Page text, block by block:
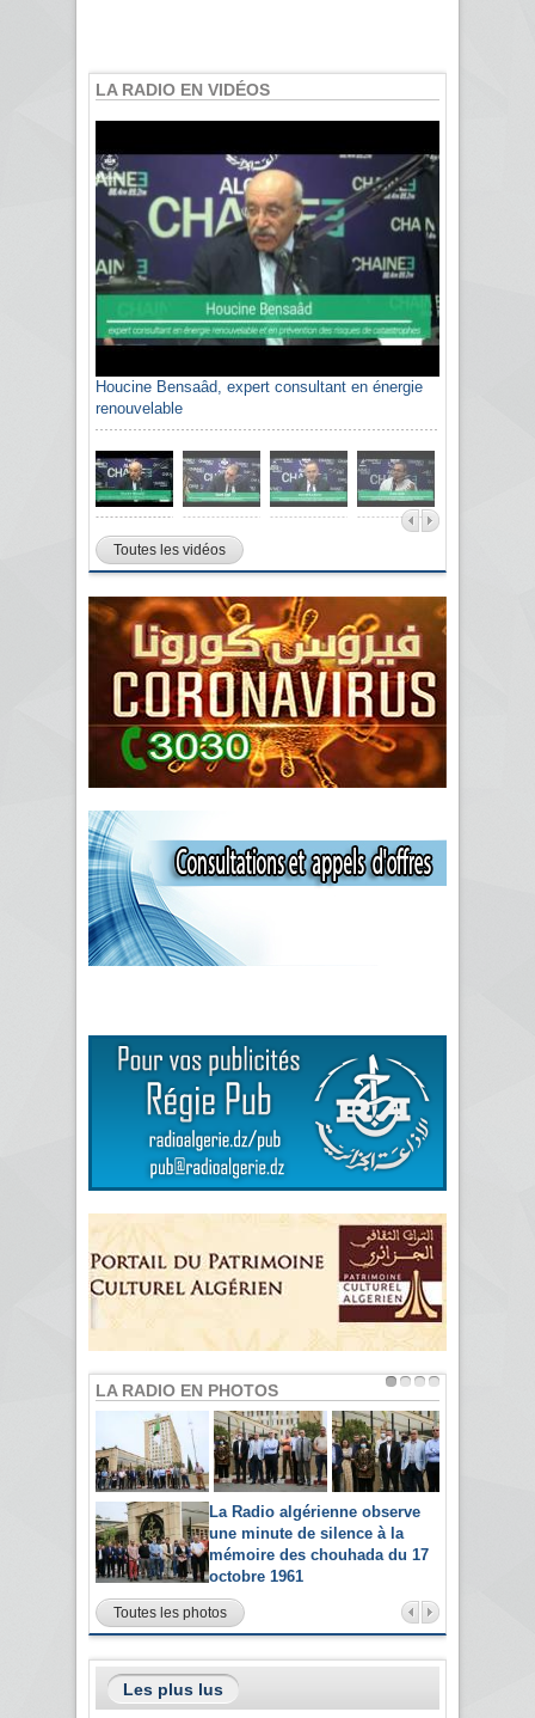
LA RADIO EN VIDÉOS
Houcine Bensaâd, expert consultant en énergie
renouvelable
Toutes les vidéos
LA RADIO EN PHOTOS
La Radio algérienne observe
une minute de silence à la
mémoire des chouhada du 17
octobre 1961
Toutes les photos
Les plus lus